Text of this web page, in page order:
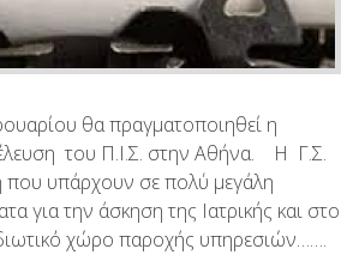
θα πραγματοποιηθεί η
του Π.Ι.Σ. στην Αθήνα. Η Γ.Σ.
που υπάρχουν σε πολύ μεγάλη
για την άσκηση της Ιατρικής και στο
χώρο παροχής υπηρεσιών…….